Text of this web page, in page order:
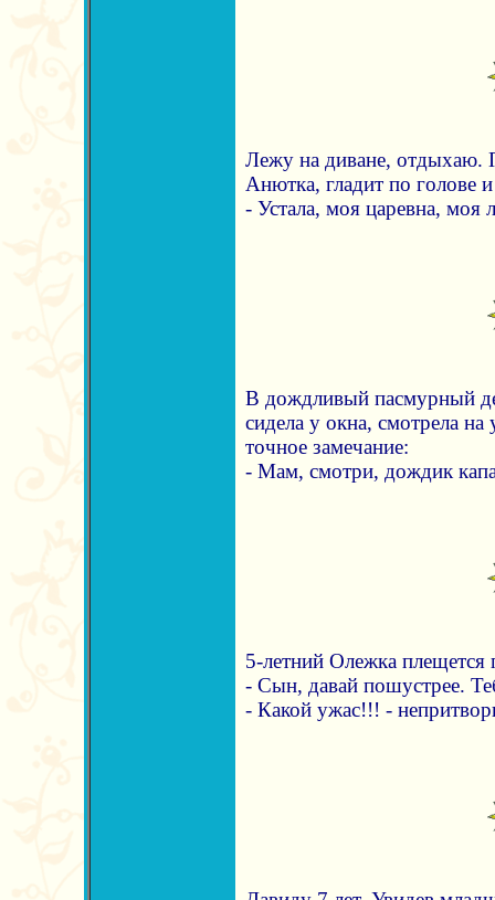
Лежу на диване, отдыхаю.
Анютка, гладит по голове
- Устала, моя царевна, моя
В дождливый пасмурный
сидела у окна, смотрела на
точное замечание:
- Мам, смотри, дождик
5-летний Олежка
- Сын, давай пошустрее.
- Какой ужас!!! -